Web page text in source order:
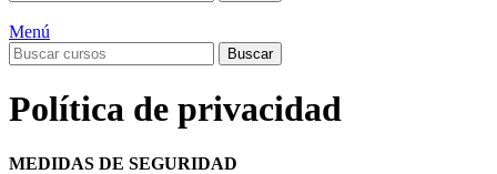
Menú
Buscar
Política de privacidad
MEDIDAS DE SEGURIDAD